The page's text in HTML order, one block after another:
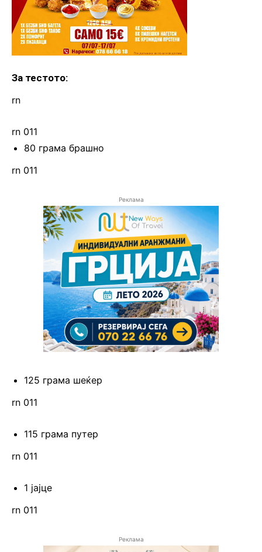
За тестото:
rn
rn 011
80 грама брашно
rn 011
Реклама
125 грама шеќер
rn 011
115 грама путер
rn 011
1 јајце
rn 011
Реклама